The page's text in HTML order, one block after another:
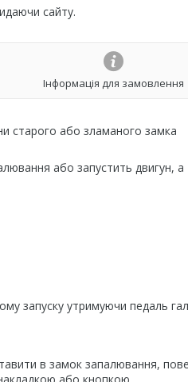
сайту.
Інформація для замовлення
старого або зламаного замка
або запустить двигун,
запуску утримуючи педаль
в замок запалювання,